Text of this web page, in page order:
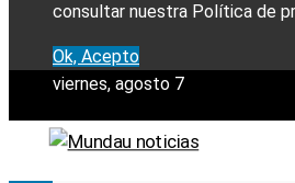
consultar nuestra Política de
Ok, Acepto
viernes, agosto 7